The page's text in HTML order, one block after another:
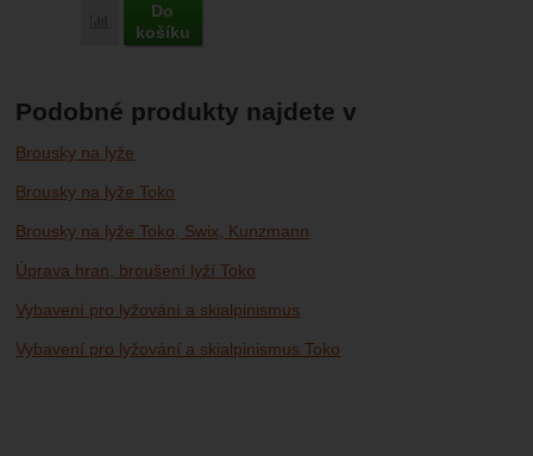
Porovnat
Do
košíku
Podobné produkty najdete v
Brousky na lyže
Brousky na lyže Toko
Brousky na lyže Toko, Swix, Kunzmann
Úprava hran, broušení lyží Toko
Vybavení pro lyžování a skialpinismus
Vybavení pro lyžování a skialpinismus Toko